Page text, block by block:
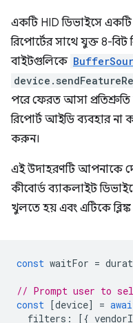
একটি HID ডিভাইসে একটি
রিপোর্টের সাথে যুক্ত 8-
বাইটগুলিকে
পরে ফেরত আসা প্রতিশ্রুতি
রিপোর্ট আইডি ব্যবহার না
করুন।
এই উদাহরণটি আপনাকে
কীবোর্ড ব্যাকলাইট
খুলতে হয় এবং এটিকে
const waitFor =
// Prompt user to
const [device] =
filters : [{